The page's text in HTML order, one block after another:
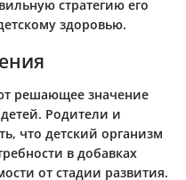
стратегию его
здоровью.
решающее значение
Родители и
что детский организм
в добавках
от стадии развития.